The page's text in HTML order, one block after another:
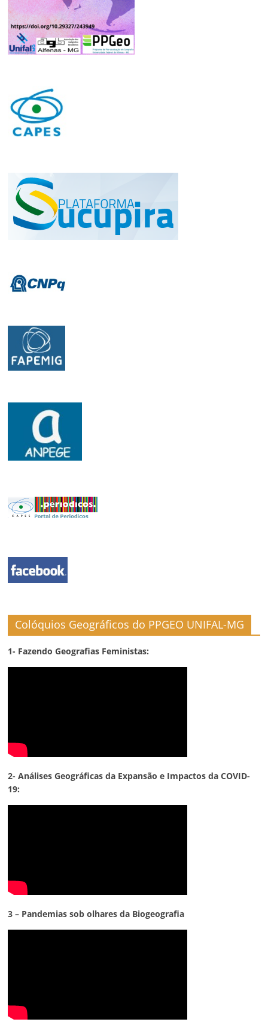
Colóquios Geográficos do PPGEO UNIFAL-MG
1- Fazendo Geografias Feministas:
2- Análises Geográficas da Expansão e Impactos da COVID-
19:
3 – Pandemias sob olhares da Biogeografia